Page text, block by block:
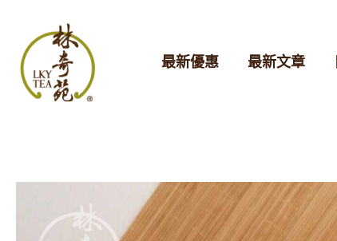
最新優惠 最新文章